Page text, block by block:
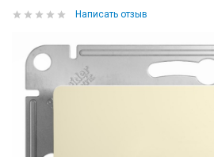
Написать отзыв